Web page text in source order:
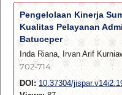
Pengelolaan Kinerja
Kualitas Pelayanan
Batuceper
Inda Riana, Irvan Arif
702-714
DOI: 10.37304/